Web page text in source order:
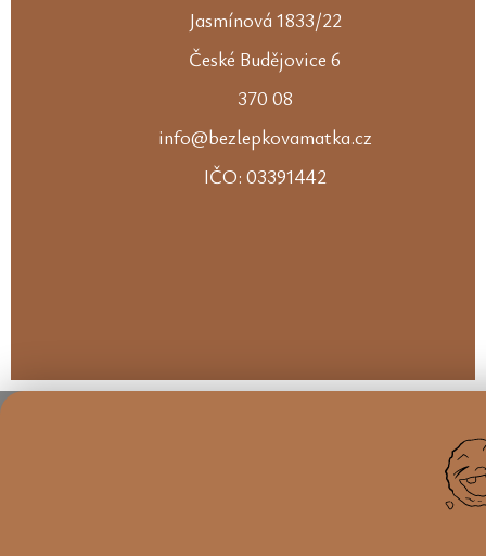
Jasmínová 1833/22
České Budějovice 6
370 08
info@bezlepkovamatka.cz
IČO: 03391442